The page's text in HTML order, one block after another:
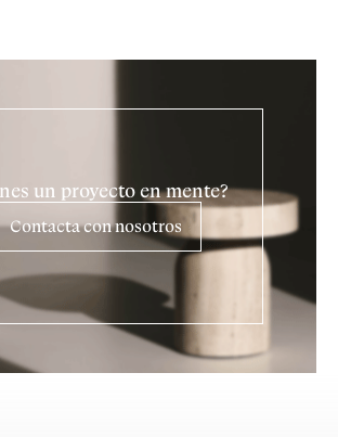
un proyecto en mente?
Contacta con nosotros